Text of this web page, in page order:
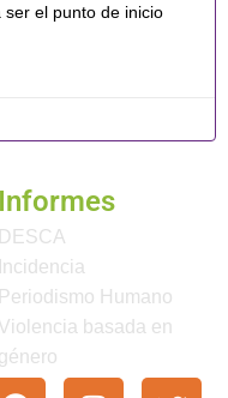
el punto de inicio
Informes
DESCA
Incidencia
Periodismo Humano
Violencia basada en
género